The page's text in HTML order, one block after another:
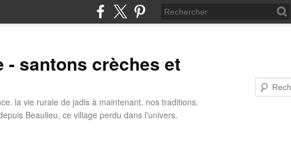
- santons crèches et
la vie rurale de jadis à maintenant. nos traditions.
Beaulieu, ce village perdu dans l'univers.